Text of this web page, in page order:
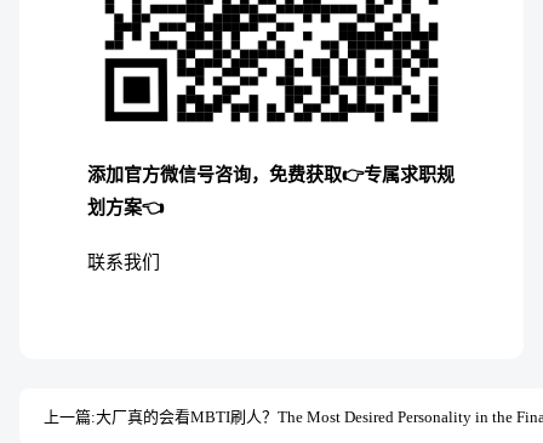
添加官方微信号咨询，免费获取👉专属求职规
划方案👈
联系我们
上一篇: